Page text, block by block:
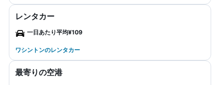
レンタカー
一日あたり平均¥109
ワシントンのレンタカー
最寄りの空港